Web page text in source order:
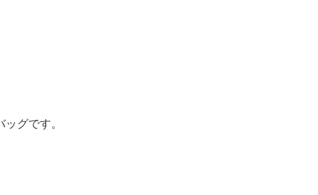
グです。